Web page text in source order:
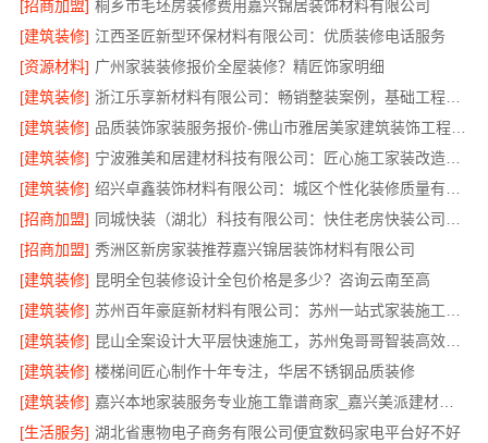
[招商加盟] 桐乡市毛坯房装修费用嘉兴锦居装饰材料有限公司
[建筑装修] 江西圣匠新型环保材料有限公司：优质装修电话服务
[资源材料] 广州家装装修报价全屋装修？精匠饰家明细
[建筑装修]
浙江乐享新材料有限公司：畅销整装案例，基础工程上门服务
[建筑装修]
品质装饰家装服务报价-佛山市雅居美家建筑装饰工程有限公司
[建筑装修]
宁波雅美和居建材科技有限公司：匠心施工家装改造二手房改造
[建筑装修]
[招商加盟]
[招商加盟] 秀洲区新房家装推荐嘉兴锦居装饰材料有限公司
[建筑装修] 昆明全包装修设计全包价格是多少？咨询云南至高
[建筑装修]
[建筑装修]
昆山全案设计大平层快速施工，苏州兔哥哥智装高效落地
[建筑装修] 楼梯间匠心制作十年专注，华居不锈钢品质装修
[建筑装修]
嘉兴本地家装服务专业施工靠谱商家_嘉兴美派建材科技有限公司
[生活服务] 湖北省惠物电子商务有限公司便宜数码家电平台好不好